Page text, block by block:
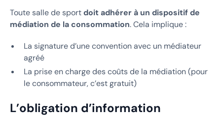
Toute salle de sportdoit adhérer à un dispositif de
médiation de la consommation. Cela implique :
La signature d’une convention avec un médiateur
agréé
La prise en charge des coûts de la médiation (pour
le consommateur, c’est gratuit)
L’obligation d’information